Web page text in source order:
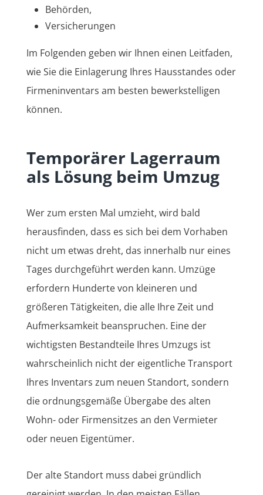
Behörden,
Versicherungen
Im Folgenden geben wir Ihnen einen Leitfaden,
wie Sie die Einlagerung Ihres Hausstandes oder
Firmeninventars am besten bewerkstelligen
können.
Temporärer Lagerraum
als Lösung beim Umzug
Wer zum ersten Mal umzieht, wird bald
herausfinden, dass es sich bei dem Vorhaben
nicht um etwas dreht, das innerhalb nur eines
Tages durchgeführt werden kann. Umzüge
erfordern Hunderte von kleineren und
größeren Tätigkeiten, die alle Ihre Zeit und
Aufmerksamkeit beanspruchen. Eine der
wichtigsten Bestandteile Ihres Umzugs ist
wahrscheinlich nicht der eigentliche Transport
Ihres Inventars zum neuen Standort, sondern
die ordnungsgemäße Übergabe des alten
Wohn- oder Firmensitzes an den Vermieter
oder neuen Eigentümer.
Der alte Standort muss dabei gründlich